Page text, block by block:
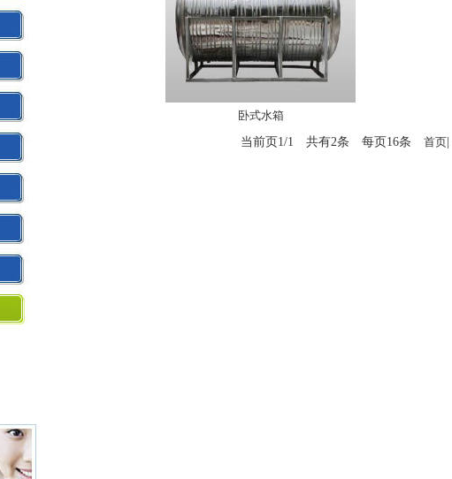
卧式水箱
当前页1/1 共有2条 每页16条 首页